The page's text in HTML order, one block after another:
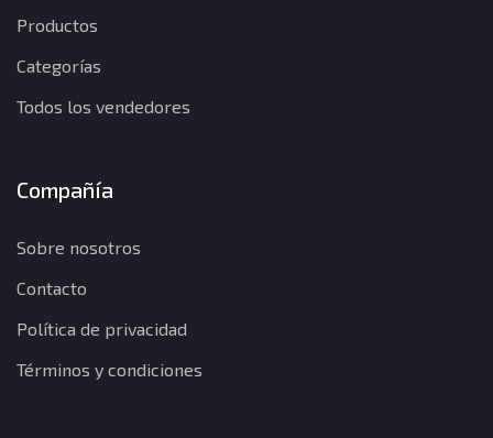
Productos
Categorías
Todos los vendedores
Compañía
Sobre nosotros
Contacto
Política de privacidad
Términos y condiciones